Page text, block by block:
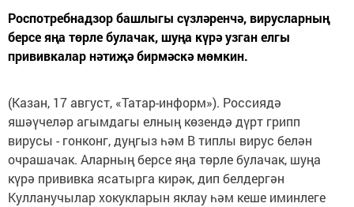
Роспотребнадзор башлыгы сүзләренчә, вирусларның
берсе яңа төрле булачак, шуңа күрә узган елгы
прививкалар нәтиҗә бирмәскә мөмкин.
(Казан, 17 август, «Татар-информ»). Россиядә
яшәүчеләр агымдагы елның көзендә дүрт грипп
вирусы - гонконг, дуңгыз һәм В типлы вирус белән
очрашачак. Аларның берсе яңа төрле булачак, шуңа
күрә прививка ясатырга кирәк, дип белдергән
Кулланучылар хокукларын яклау һәм кеше иминлеге